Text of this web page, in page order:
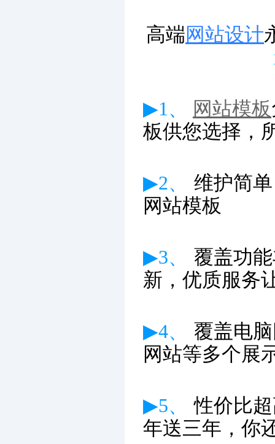
高端网站设计
▶1、 网站模板
板供您选择，
▶2、
维护简
网站模板
▶3、
覆盖功
新 ，优质服务
▶4、
覆盖电
网站等多个展
▶5、
性价比
年送三年，你